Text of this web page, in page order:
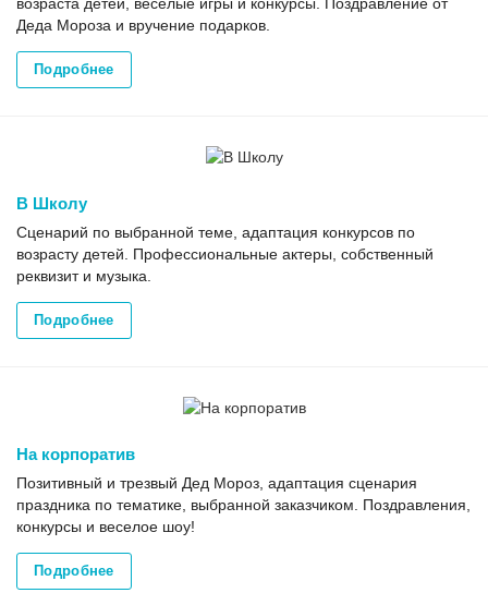
Деда Мороза и вручение подарков.
Подробнее
В Школу
Сценарий по выбранной теме, адаптация конкурсов по
возрасту детей. Профессиональные актеры, собственный
реквизит и музыка.
Подробнее
На корпоратив
Позитивный и трезвый Дед Мороз, адаптация сценария
праздника по тематике, выбранной заказчиком. Поздравления,
конкурсы и веселое шоу!
Подробнее